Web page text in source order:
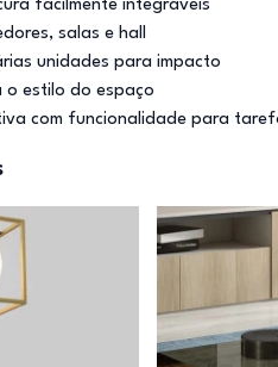
facilmente integráveis
salas e hall
unidades para impacto
o estilo do espaço
com funcionalidade para